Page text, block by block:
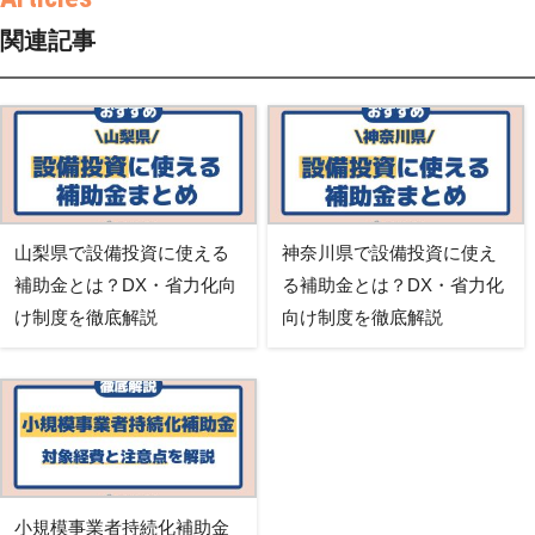
関連記事
山梨県で設備投資に使える
補助金とは？DX・省力化向
け制度を徹底解説
神奈川県で設備投資に使え
る補助金とは？DX・省力化
向け制度を徹底解説
小規模事業者持続化補助金